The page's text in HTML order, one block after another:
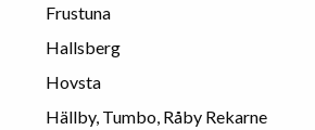
Frustuna
Hallsberg
Hovsta
Hällby, Tumbo, Råby Rekarne